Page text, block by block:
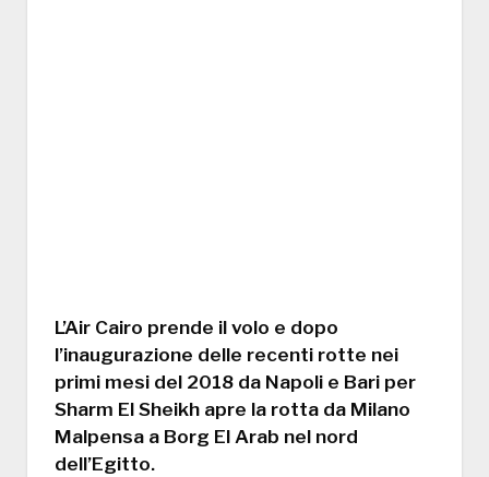
L’Air Cairo prende il volo e dopo
l’inaugurazione delle recenti rotte nei
primi mesi del 2018 da Napoli e Bari per
Sharm El Sheikh apre la rotta da Milano
Malpensa a Borg El Arab nel nord
dell’Egitto.